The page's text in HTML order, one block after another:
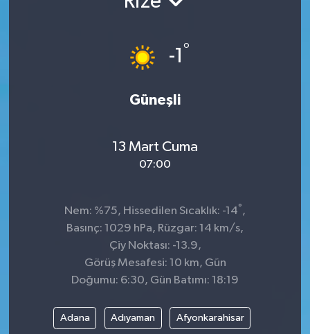
-1°
Güneşli
13 Mart Cuma
07:00
Nem: %75, Hissedilen Sıcaklık: -14° ,
Basınç: 1029 hPa, Rüzgar: 14 km/s,
Çiy Noktası: -13.9,
Görüş Mesafesi: 10 km, Gün
Doğumu: 6:30, Gün Batımı: 18:19
Adana Adıyaman Afyonkarahisar